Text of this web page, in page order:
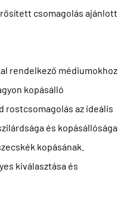
csomagolás ajánlott
rendelkező médiumokhoz
kopásálló
rostcsomagolás az ideális
és kopásállósága
kopásának.
kiválasztása és